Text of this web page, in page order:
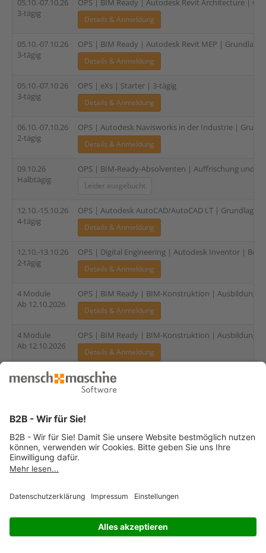
05.10.-07.10.26
3-tägig
OPS | BIM Ready | Autodesk Revit Architecture |
Details & Anmeldung
05.10.-07.10.26
3-tägig
OPS | BIM Ready | Autodesk Revit MEP |
Details & Anmeldung
05.10.-07.10.26
3-tägig
OPS | eXs | Starter | 3-tägig
Details & Anmeldung
06.10.-07.10.26
2-tägig
OPS | Autodesk Navisworks in der Industrie |
Details & Anmeldung
09.10.26
Halbtägig
OPS | BIM-Ready-Absolventen | Auffrischung und
Leider ausgebucht
12.10.-15.10.26
4-tägig
OPS | Autodesk AutoCAD/AutoCAD LT | Grundlagen
Details & Anmeldung
12.10.-13.10.26
2-tägig
OPS | Digital Engineering | Autodesk Inventor |
Details & Anmeldung
4 Module
Ab 12.10.2026
OPS | BIM Ready | BIM-Konstruktion | Ausbildung
Details & Anmeldung
4 Module
Ab 12.10.2026
OPS | BIM Ready | BIM-Konstruktion | Ausbildung
Details & Anmeldung
3 Module
Ab 12.10.2026
OPS | BIM Ready | Revit Master Gebäudetechnik
Details & Anmeldung
12.10.-14.10.26
OPS | AutoCAD Architecture | Grundlagen | 3-tägig
Details & Anmeldung
2 Module
Ab 12.10.2026
OPS | BIM Ready | BIM-Koordination | Basis | 4-tägig
3 Module
OPS | BIM Ready | BIM-Koordination | Basis &
Details & Anmeldung